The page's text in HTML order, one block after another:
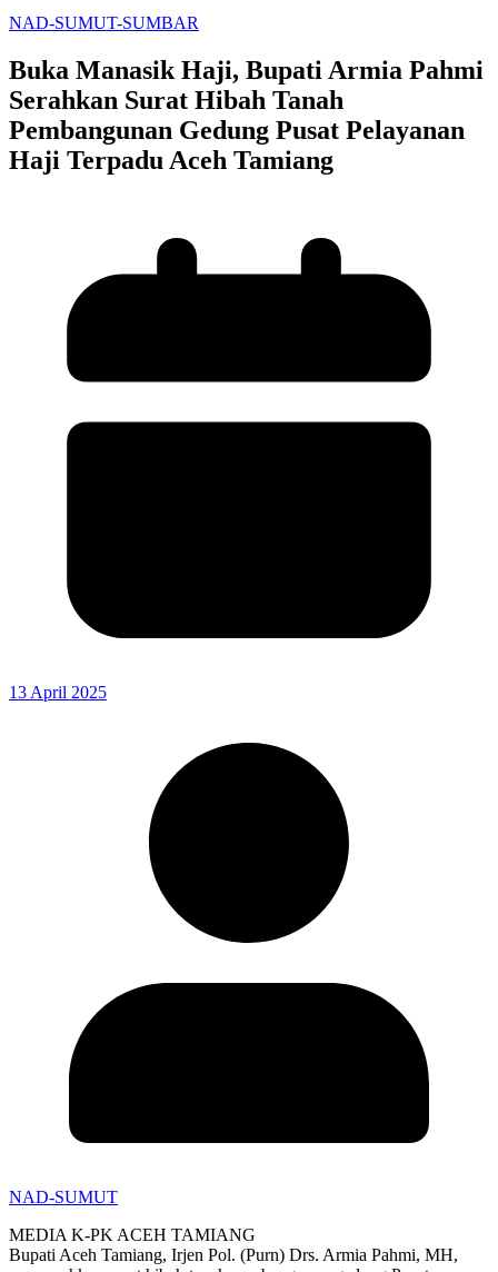
NAD-SUMUT-SUMBAR
Buka Manasik Haji, Bupati Armia Pahmi
Serahkan Surat Hibah Tanah
Pembangunan Gedung Pusat Pelayanan
Haji Terpadu Aceh Tamiang
13 April 2025
NAD-SUMUT
MEDIA K-PK ACEH TAMIANG
Bupati Aceh Tamiang, Irjen Pol. (Purn) Drs. Armia Pahmi, MH,